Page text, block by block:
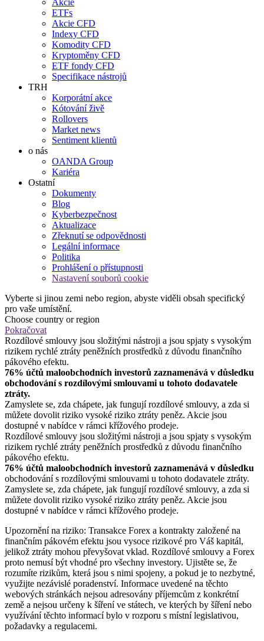
ETFs
Akcie CFD
Indexy CFD
Komodity CFD
Kryptoměny CFD
ETF fondy CFD
Specifikace nástrojů
TRH
Korporátní akce
Kótování živě
Rollovers
Market news
Sentiment klientů
o nás
OANDA Group
Kariéra
Ostatní
Dokumenty
Blog
Kyberbezpečnost
Aktualizace
Zřeknutí se odpovědnosti
Legální informace
Politika
Prohlášení o přístupnosti
Nastavení souborů cookie
Vyberte si jinou zemi nebo region, abyste viděli obsah specifický
pro vaše umístění.
Choose country or region
Pokračovat
Rozdílové smlouvy jsou složitými nástroji a jsou spjaty s vysokým
rizikem rychlé ztráty peněžních prostředků z důvodu finančního
pákového efektu.
76% účtů maloobchodních investorů zaznamenává v důsledku
obchodování s rozdílovými smlouvami u tohoto dodavatele
ztráty.
Zamyslete se, zda chápete, jak fungují rozdílové smlouvy, a zda si
můžete dovolit riziko vysoké riziko ztráty peněz. Akcie jsou
dostupné v nabídce v rámci křížového prodeje.
Rozdílové smlouvy jsou složitými nástroji a jsou spjaty s vysokým
rizikem rychlé ztráty peněžních prostředků z důvodu finančního
pákového efektu.
76% účtů maloobchodních investorů zaznamenává v důsledku
obchodování s rozdílovými smlouvami u tohoto dodavatele ztráty.
Zamyslete se, zda chápete, jak fungují rozdílové smlouvy, a zda si
můžete dovolit riziko vysoké riziko ztráty peněz. Akcie jsou
dostupné v nabídce v rámci křížového prodeje.
Upozornění na riziko: Transakce Forex a kontrakty založené na
finančním pákovém efektu jsou vysoce rizikové pro Váš kapitál,
jelikož ztráty mohou převyšovat vklad. Rozdílové smlouvy a Forex
proto nemusí být vhodné pro všechny investory. Ujistěte se, že
rozumíte rizikům, která jsou s nimi spojeny, a pokud je to nezbytné,
využijte nezávislé poradenství. Informace uvedené na těchto
webových stránkách nejsou adresovány příjemcům z konkrétní
země a nejsou určeny k šíření ve státech, ve kterých by šíření nebo
využívání těchto informací bylo v rozporu s místní legislativou,
požadavky a regulacemi.